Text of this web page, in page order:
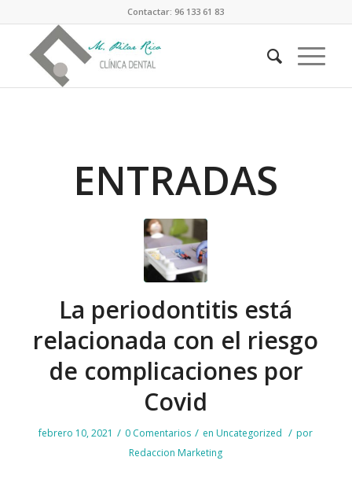
Contactar: 96 133 61 83
ENTRADAS
La periodontitis está
relacionada con el riesgo
de complicaciones por
Covid
febrero 10, 2021 / 0 Comentarios / en Uncategorized / por
Redaccion Marketing